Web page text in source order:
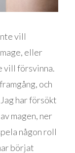
vill
eller
vill försvinna.
och
har försökt
magen, ner
någon roll
börjat